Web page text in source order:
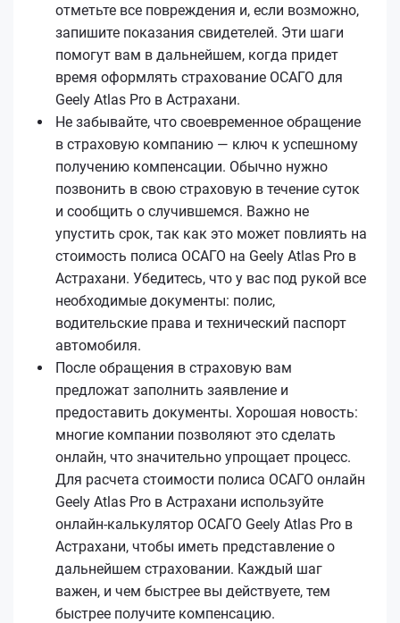
отметьте все повреждения и, если возможно,
запишите показания свидетелей. Эти шаги
помогут вам в дальнейшем, когда придет
время оформлять страхование ОСАГО для
Geely Atlas Pro в Астрахани.
Не забывайте, что своевременное обращение
в страховую компанию — ключ к успешному
получению компенсации. Обычно нужно
позвонить в свою страховую в течение суток
и сообщить о случившемся. Важно не
упустить срок, так как это может повлиять на
стоимость полиса ОСАГО на Geely Atlas Pro в
Астрахани. Убедитесь, что у вас под рукой все
необходимые документы: полис,
водительские права и технический паспорт
автомобиля.
После обращения в страховую вам
предложат заполнить заявление и
предоставить документы. Хорошая новость:
многие компании позволяют это сделать
онлайн, что значительно упрощает процесс.
Для расчета стоимости полиса ОСАГО онлайн
Geely Atlas Pro в Астрахани используйте
онлайн-калькулятор ОСАГО Geely Atlas Pro в
Астрахани, чтобы иметь представление о
дальнейшем страховании. Каждый шаг
важен, и чем быстрее вы действуете, тем
быстрее получите компенсацию.